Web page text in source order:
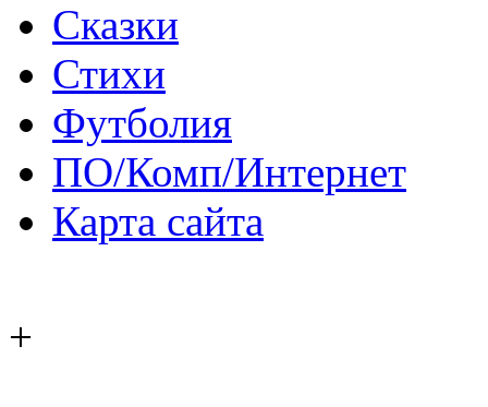
Сказки
Стихи
Футболия
ПО/Комп/Интернет
Карта сайта
+